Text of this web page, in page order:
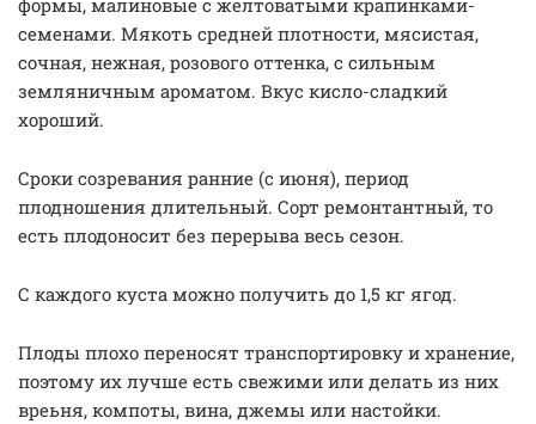
формы, малиновые с желтоватыми крапинками-
семенами. Мякоть средней плотности, мясистая,
сочная, нежная, розового оттенка, с сильным
земляничным ароматом. Вкус кисло-сладкий
хороший.
Сроки созревания ранние (с июня), период
плодношения длительный. Сорт ремонтантный, то
есть плодоносит без перерыва весь сезон.
С каждого куста можно получить до 1,5 кг ягод.
Плоды плохо переносят транспортировку и хранение,
поэтому их лучше есть свежими или делать из них
вреьня, компоты, вина, джемы или настойки.